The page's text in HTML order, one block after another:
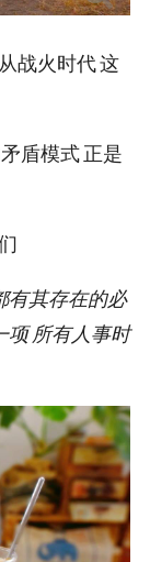
战火时代 这
盾模式 正是
有其存在的必
项 所有人事时